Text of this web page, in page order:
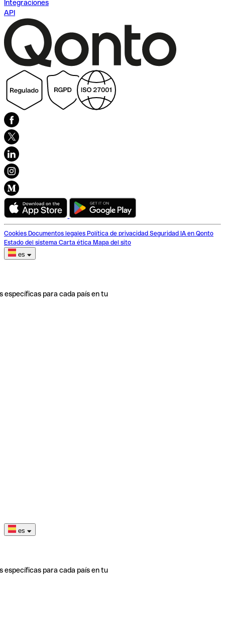
Integraciones
API
Cookies Documentos legales Política de privacidad Seguridad IA en Qonto
Estado del sistema Carta ética Mapa del sito
es
específicas para cada país en tu
es
específicas para cada país en tu